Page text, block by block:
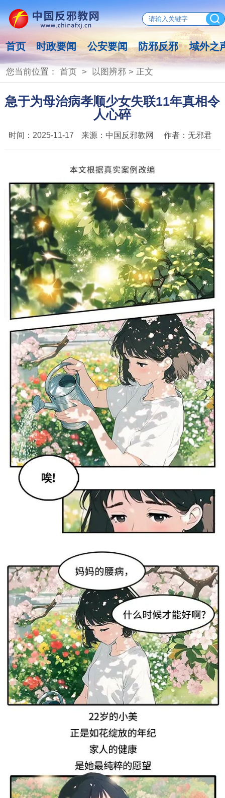
首页 时政要闻 公安要闻 防邪反邪 域外之
您当前位置： 首页> 以图辨邪 > 正文
急于为母治病孝顺少女失联11年真相令
人心碎
时间： 2025-11-17 来源： 中国反邪教网 作者： 无邪君